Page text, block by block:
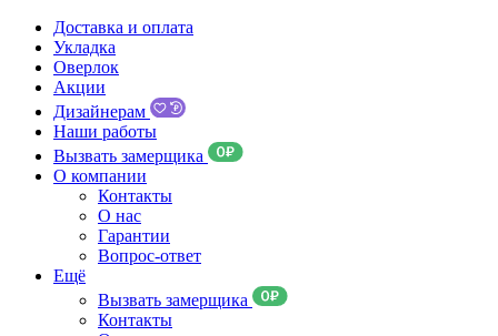
Доставка и оплата
Укладка
Оверлок
Акции
Дизайнерам
Наши работы
Вызвать замерщика
О компании
Контакты
О нас
Гарантии
Вопрос-ответ
Ещё
Вызвать замерщика
Контакты